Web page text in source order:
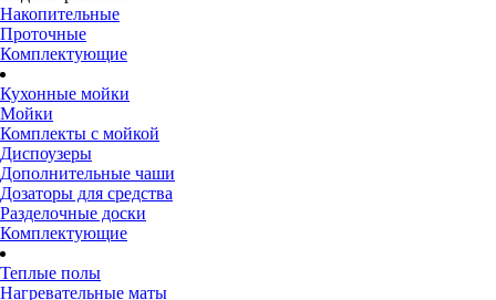
Накопительные
Проточные
Комплектующие
Кухонные мойки
Мойки
Комплекты с мойкой
Диспоузеры
Дополнительные чаши
Дозаторы для средства
Разделочные доски
Комплектующие
Теплые полы
Нагревательные маты